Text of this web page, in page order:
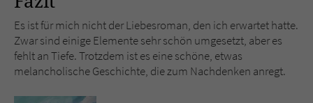
Es ist für mich nicht der Liebesroman, den ich erwartet hatte.
Zwar sind einige Elemente sehr schön umgesetzt, aber es
fehlt an Tiefe. Trotzdem ist es eine schöne, etwas
melancholische Geschichte, die zum Nachdenken anregt.